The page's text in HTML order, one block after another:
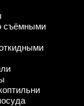
съёмными